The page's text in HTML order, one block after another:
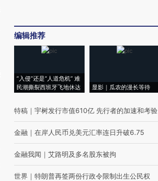
编辑推荐
“入侵”还是“人道危机” 难
民潮撕裂西班牙飞地休达
显影｜瓜农的漫长等待
特稿 ｜ 宇树发行市值610亿 先行者的加速和考验
金融 ｜ 在岸人民币兑美元汇率连日升破6.75
金融我闻 ｜ 艾路明及多名股东被拘
世界 ｜ 特朗普再签两份行政令限制出生公民权